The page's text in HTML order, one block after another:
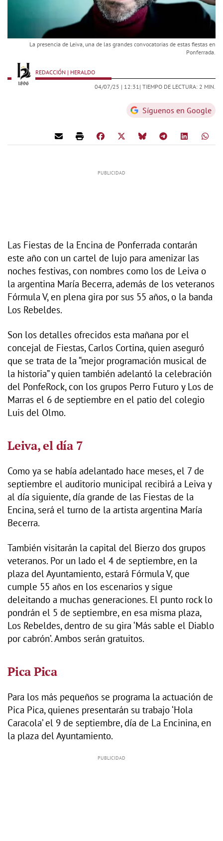
La presencia de Leiva, una de las grandes convocatorias de estas fiestas en
Ponferrada.
REDACCIÓN | HERALDO
04/07/25 | 12:31 | TIEMPO DE LECTURA: 2 MIN.
Síguenos en Google
Las Fiestas de la Encina de Ponferrada contarán
este año con un cartel de lujo para amenizar las
noches festivas, con nombres como los de Leiva o
la argentina María Becerra, además de los veteranos
Fórmula V, en plena gira por sus 55 años, o la banda
Los Rebeldes.
Son los detalles ofrecidos esta mañana por el
concejal de Fiestas, Carlos Cortina, quien aseguró
que se trata de la “mejor programación musical de
la historia” y quien también adelantó la celebración
del PonfeRock, con los grupos Perro Futuro y Los de
Marras el 6 de septiembre en el patio del colegio
Luis del Olmo.
Leiva, el día 7
Como ya se había adelantado hace meses, el 7 de
septiembre el auditorio municipal recibirá a Leiva y
al día siguiente, día grande de las Fiestas de la
Encina, será el turno de la artista argentina María
Becerra.
También visitarán la capital del Bierzo dos grupos
veteranos. Por un lado el 4 de septiembre, en la
plaza del Ayuntamiento, estará Fórmula V, que
cumple 55 años en los escenarios y sigue
deleitando a muchas generaciones. El punto rock lo
pondrán el 5 de septiembre, en esa misma plaza,
Los Rebeldes, dentro de su gira ‘Más sable el Diablo
por cabrón’. Ambos serán gratuitos.
Pica Pica
Para los más pequeños se programa la actuación de
Pica Pica, quienes presentarán su trabajo ‘Hola
Caracola’ el 9 de septiembre, día de La Encinina, en
la plaza del Ayuntamiento.